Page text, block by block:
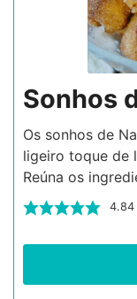
Sonhos
Os sonhos de
ligeiro toque de
Reúna os
4.84